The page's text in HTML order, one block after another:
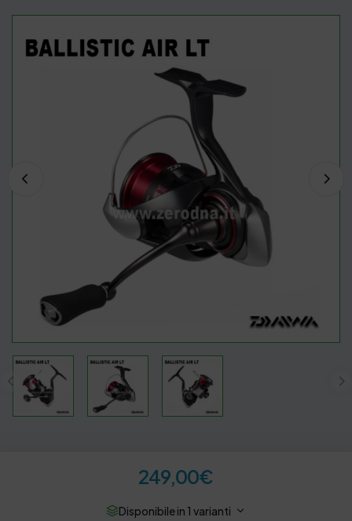
249,00€
Disponibile in 1 varianti